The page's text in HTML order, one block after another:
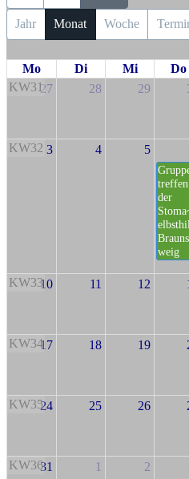
Jahr Monat Woche
Mo Di Mi Do
KW3127 28 29
KW32 3 4 5
treffen
der
weig
KW3310 11 12
KW3417 18 19
KW3524 25 26
KW3631 1 2